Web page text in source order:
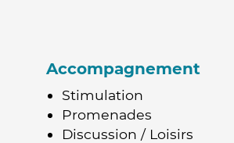
Accompagnement
Stimulation
Promenades
Discussion / Loisirs